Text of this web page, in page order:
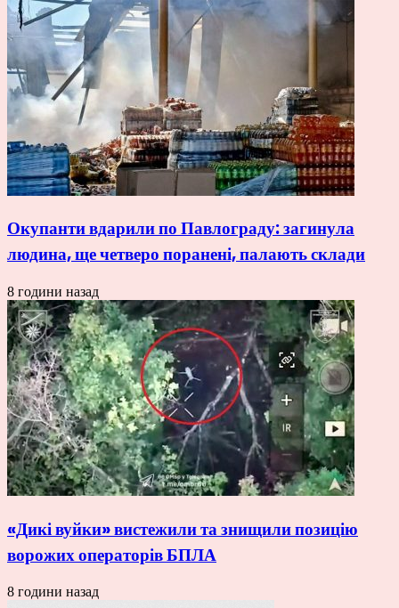
Окупанти вдарили по Павлограду: загинула
людина, ще четверо поранені, палають склади
8 години назад
«Дикі вуйки» вистежили та знищили позицію
ворожих операторів БПЛА
8 години назад